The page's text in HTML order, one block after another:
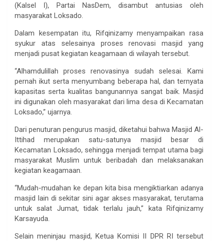
(Kalsel I), Partai NasDem, disambut antusias oleh
masyarakat Loksado.
Dalam kesempatan itu, Rifqinizamy menyampaikan rasa
syukur atas selesainya proses renovasi masjid yang
menjadi pusat kegiatan keagamaan di wilayah tersebut.
“Alhamdulillah proses renovasinya sudah selesai. Kami
pernah ikut serta menyumbang beberapa hal, dan ternyata
kapasitas serta kualitas bangunannya sangat baik. Masjid
ini digunakan oleh masyarakat dari lima desa di Kecamatan
Loksado,” ujarnya.
Dari penuturan pengurus masjid, diketahui bahwa Masjid Al-
Ittihad merupakan satu-satunya masjid besar di
Kecamatan Loksado, sehingga menjadi tempat utama bagi
masyarakat Muslim untuk beribadah dan melaksanakan
kegiatan keagamaan.
“Mudah-mudahan ke depan kita bisa mengiktiarkan adanya
masjid lain di sekitar sini agar akses masyarakat, terutama
untuk salat Jumat, tidak terlalu jauh,” kata Rifqinizamy
Karsayuda.
Selain meninjau masjid, Ketua Komisi II DPR RI tersebut